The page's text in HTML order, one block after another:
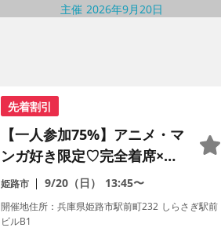
先着割引
【一人参加75%】アニメ・マ
ンガ好き限定♡完全着席×マ
ッチングゲーム付きアニメコ
ン
姫路市 9/20（日） 13:45〜
開催地住所：兵庫県姫路市駅前町232 しらさぎ駅前
ビルB1